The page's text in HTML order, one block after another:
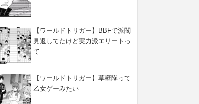
【ワールドトリガー】BBFで派閥
見返してたけど実力派エリートっ
て
【ワールドトリガー】草壁隊って
乙女ゲーみたい